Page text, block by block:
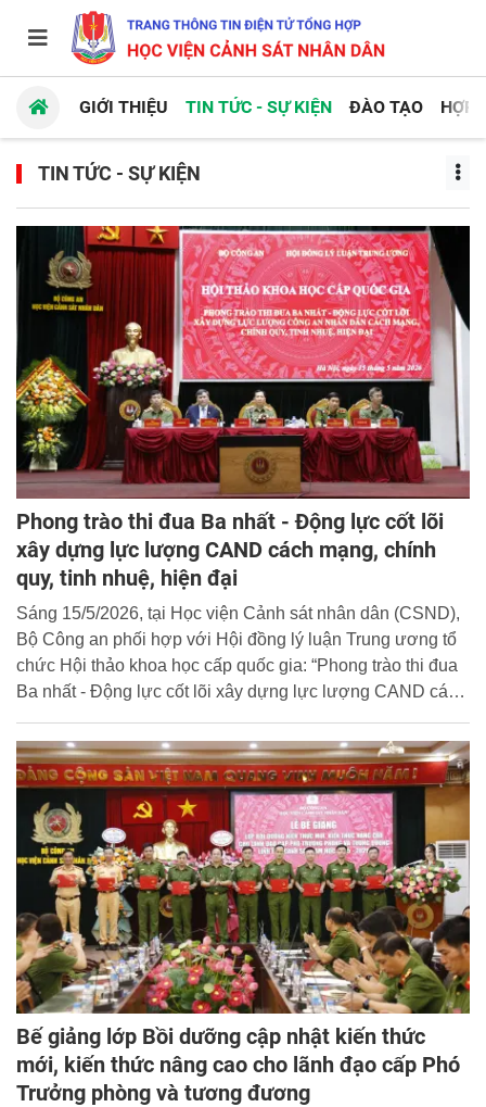
GIỚI THIỆU TIN TỨC - SỰ KIỆN ĐÀO TẠO HỢP
TIN TỨC - SỰ KIỆN
Phong trào thi đua Ba nhất - Động lực cốt lõi
xây dựng lực lượng CAND cách mạng, chính
quy, tinh nhuệ, hiện đại
Sáng 15/5/2026, tại Học viện Cảnh sát nhân dân (CSND),
Bộ Công an phối hợp với Hội đồng lý luận Trung ương tổ
chức Hội thảo khoa học cấp quốc gia: “Phong trào thi đua
Ba nhất - Động lực cốt lõi xây dựng lực lượng CAND cách
Bế giảng lớp Bồi dưỡng cập nhật kiến thức
mới, kiến thức nâng cao cho lãnh đạo cấp Phó
Trưởng phòng và tương đương